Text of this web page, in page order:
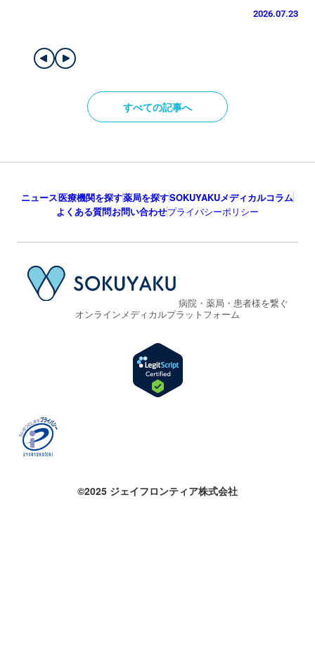
2026.07.23
すべての記事へ
ニュース医療機関を探す薬局を探すSOKUYAKUメディカルコラム
よくある質問お問い合わせプライバシーポリシー
病院・薬局・患者様を繋ぐ
オンラインメディカルプラットフォーム
©2025 ジェイフロンティア株式会社